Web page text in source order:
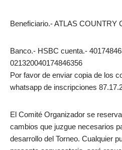
Beneficiario.- ATLAS COUNTRY
Banco.- HSBC cuenta.-
021320040174846356
Por favor de enviar copia de los
whatsapp de inscripciones
El Comité Organizador se
cambios que juzgue necesarios
desarrollo del Torneo. Cualquier